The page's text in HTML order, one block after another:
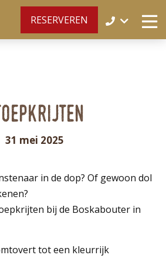
RESERVEREN
31 mei 2025
in de dop? Of gewoon dol
bij de Boskabouter in
tot een kleurrijk